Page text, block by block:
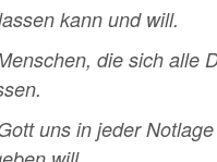
kann und will.
die sich alle
uns in jeder